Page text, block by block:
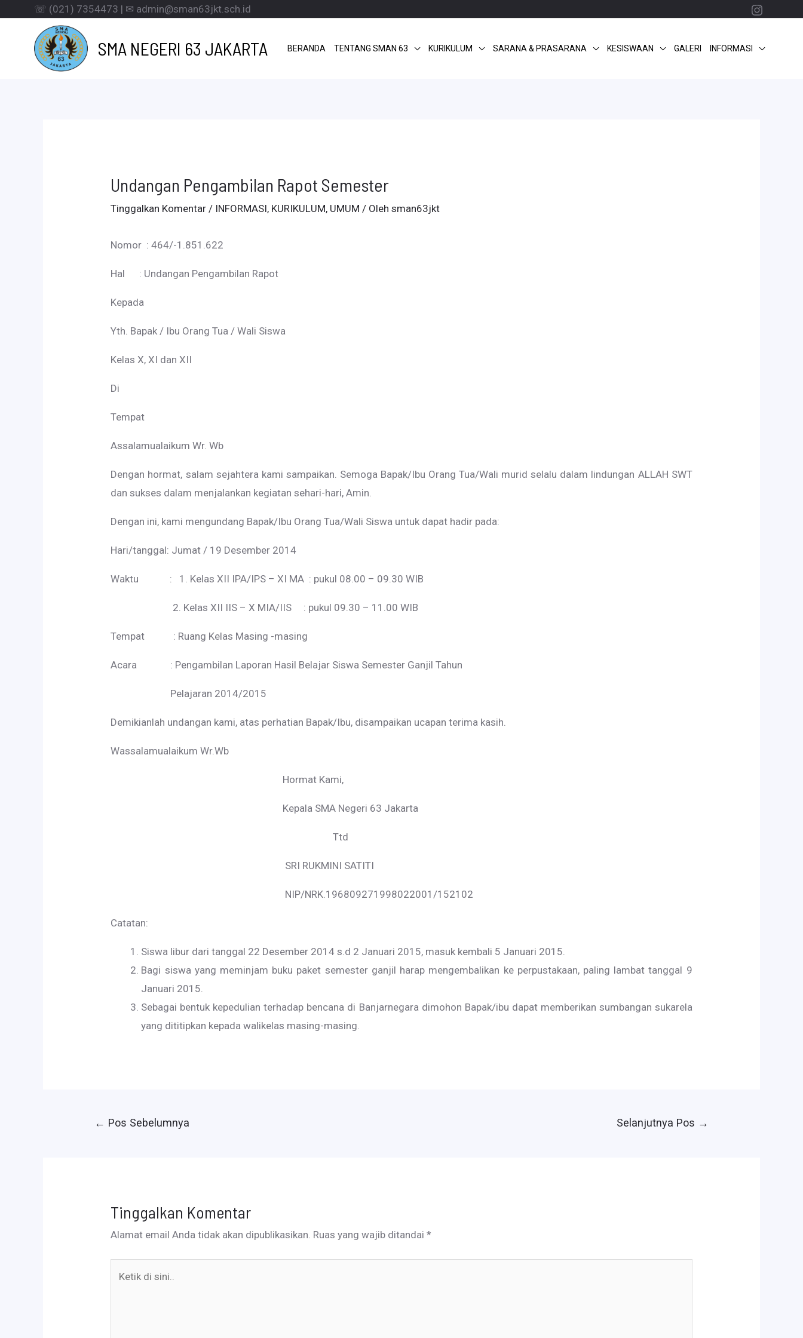
☏ (021) 7354473 | ✉ admin@sman63jkt.sch.id
SMA NEGERI 63 JAKARTA BERANDA TENTANG SMAN 63 KURIKULUM SARANA & PRASARANA KESISWAAN GALERI INFORMASI
Undangan Pengambilan Rapot Semester
Tinggalkan Komentar / INFORMASI, KURIKULUM, UMUM / Olehsman63jkt
Nomor : 464/-1.851.622
Hal : Undangan Pengambilan Rapot
Kepada
Yth. Bapak / Ibu Orang Tua / Wali Siswa
Kelas X, XI dan XII
Di
Tempat
Assalamualaikum Wr. Wb
Dengan hormat, salam sejahtera kami sampaikan. Semoga Bapak/Ibu Orang Tua/Wali murid selalu dalam lindungan ALLAH SWT
dan sukses dalam menjalankan kegiatan sehari-hari, Amin.
Dengan ini, kami mengundang Bapak/Ibu Orang Tua/Wali Siswa untuk dapat hadir pada:
Hari/tanggal: Jumat / 19 Desember 2014
Waktu : 1. Kelas XII IPA/IPS – XI MA : pukul 08.00 – 09.30 WIB
2. Kelas XII IIS – X MIA/IIS : pukul 09.30 – 11.00 WIB
Tempat : Ruang Kelas Masing -masing
Acara : Pengambilan Laporan Hasil Belajar Siswa Semester Ganjil Tahun
Pelajaran 2014/2015
Demikianlah undangan kami, atas perhatian Bapak/Ibu, disampaikan ucapan terima kasih.
Wassalamualaikum Wr.Wb
Hormat Kami,
Kepala SMA Negeri 63 Jakarta
Ttd
SRI RUKMINI SATITI
NIP/NRK.196809271998022001/152102
Catatan:
Siswa libur dari tanggal 22 Desember 2014 s.d 2 Januari 2015, masuk kembali 5 Januari 2015.
Bagi siswa yang meminjam buku paket semester ganjil harap mengembalikan ke perpustakaan, paling lambat tanggal 9
Januari 2015.
Sebagai bentuk kepedulian terhadap bencana di Banjarnegara dimohon Bapak/ibu dapat memberikan sumbangan sukarela
yang dititipkan kepada walikelas masing-masing.
Navigasi
← Pos Sebelumnya Selanjutnya Pos →
Tinggalkan Komentar
Alamat email Anda tidak akan dipublikasikan. Ruas yang wajib ditandai*